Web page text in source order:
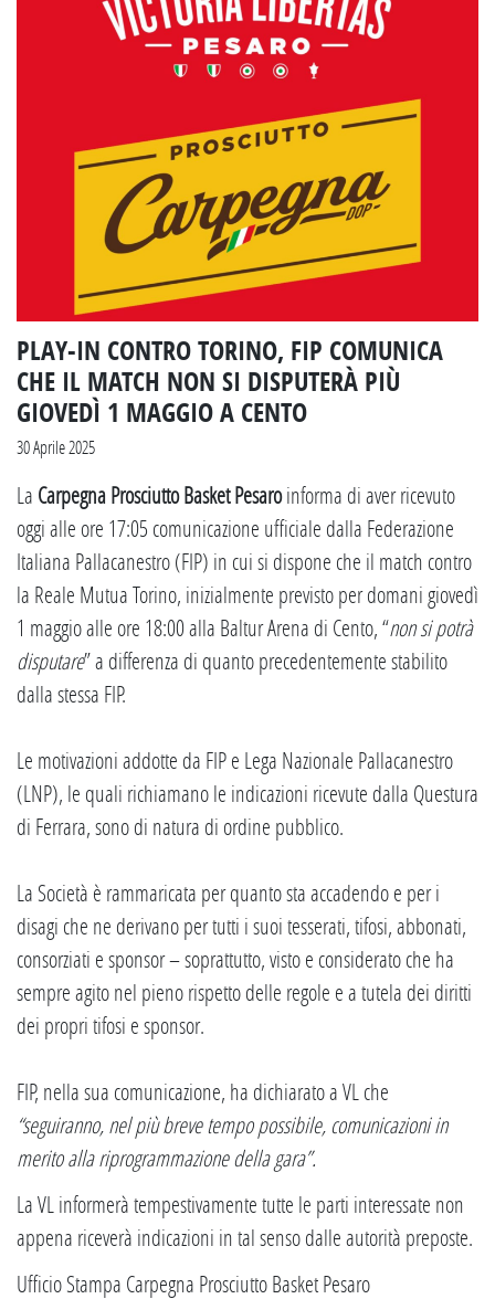
PLAY-IN CONTRO TORINO, FIP COMUNICA
CHE IL MATCH NON SI DISPUTERÀ PIÙ
GIOVEDÌ 1 MAGGIO A CENTO
30 Aprile 2025
La Carpegna Prosciutto Basket Pesaroinforma di aver ricevuto
oggi alle ore 17:05 comunicazione ufficiale dalla Federazione
Italiana Pallacanestro (FIP) in cui si dispone che il match contro
la Reale Mutua Torino, inizialmente previsto per domani giovedì
1 maggio alle ore 18:00 alla Baltur Arena di Cento, “non si potrà
disputare” a differenza di quanto precedentemente stabilito
dalla stessa FIP.
Le motivazioni addotte da FIP e Lega Nazionale Pallacanestro
(LNP), le quali richiamano le indicazioni ricevute dalla Questura
di Ferrara, sono di natura di ordine pubblico.
La Società è rammaricata per quanto sta accadendo e per i
disagi che ne derivano per tutti i suoi tesserati, tifosi, abbonati,
consorziati e sponsor – soprattutto, visto e considerato che ha
sempre agito nel pieno rispetto delle regole e a tutela dei diritti
dei propri tifosi e sponsor.
FIP, nella sua comunicazione, ha dichiarato a VL che
“seguiranno, nel più breve tempo possibile, comunicazioni in
merito alla riprogrammazione della gara”.
La VL informerà tempestivamente tutte le parti interessate non
appena riceverà indicazioni in tal senso dalle autorità preposte.
Ufficio Stampa Carpegna Prosciutto Basket Pesaro